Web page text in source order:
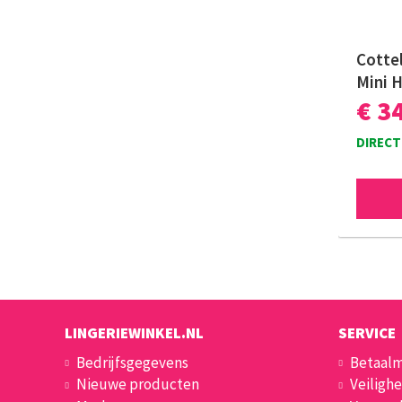
Mini
€
LINGERIEWINKEL.NL
Bedrijfsgegevens
Nieuwe producten
SERVICE